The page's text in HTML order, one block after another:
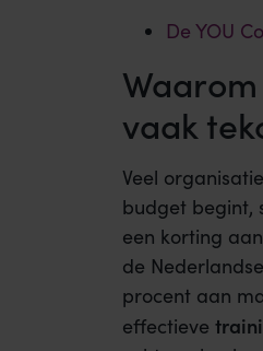
De YOU
vaak
Veel
budget begint,
een korting
de
procent aan
effectieve